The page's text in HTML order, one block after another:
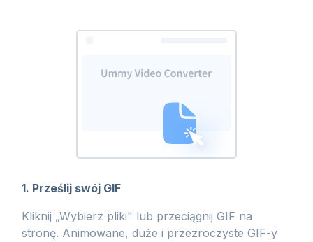
1. Prześlij swój GIF
Kliknij „Wybierz pliki" lub przeciągnij GIF na
stronę. Animowane, duże i przezroczyste GIF-y